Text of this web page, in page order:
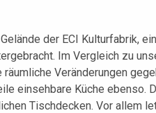
der ECI Kulturfabrik,
Im Vergleich zu
Veränderungen
einsehbare Küche ebenso.
Tischdecken. Vor allem